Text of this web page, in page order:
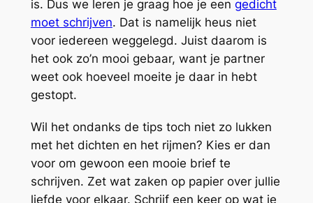
is. Dus we leren je graag hoe je een gedicht
moet schrijven. Dat is namelijk heus niet
voor iedereen weggelegd. Juist daarom is
het ook zo’n mooi gebaar, want je partner
weet ook hoeveel moeite je daar in hebt
gestopt.
Wil het ondanks de tips toch niet zo lukken
met het dichten en het rijmen? Kies er dan
voor om gewoon een mooie brief te
schrijven. Zet wat zaken op papier over jullie
liefde voor elkaar. Schrijf een keer op wat je